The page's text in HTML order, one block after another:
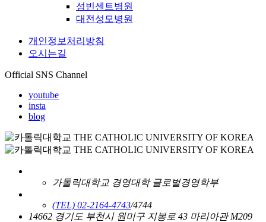
성빈센트병원
대전성모병원
개인정보처리방침
오시는길
Official SNS Channel
youtube
insta
blog
가톨릭대학교 경영대학 글로벌경영학부
(TEL) 02-2164-4743/4744
14662 경기도 부천시 원미구 지봉로 43 마리아관 M209